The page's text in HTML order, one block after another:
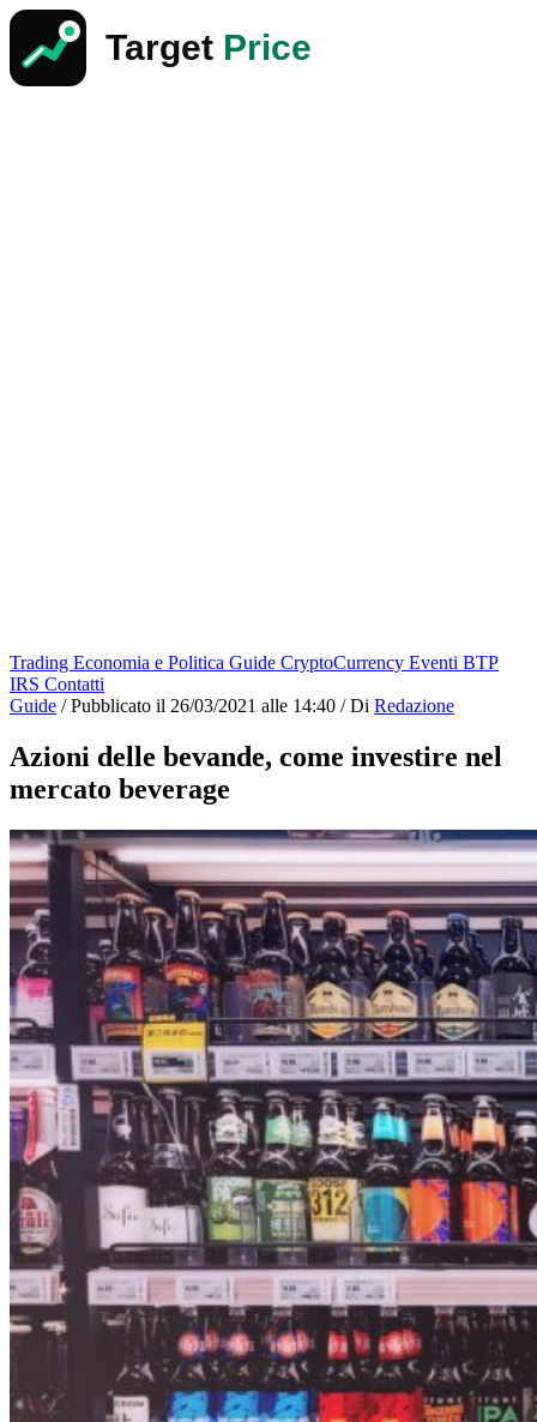
Trading Economia e Politica Guide CryptoCurrency Eventi BTP
IRS Contatti
Guide / Pubblicato il 26/03/2021 alle 14:40 / Di Redazione
Azioni delle bevande, come investire nel
mercato beverage